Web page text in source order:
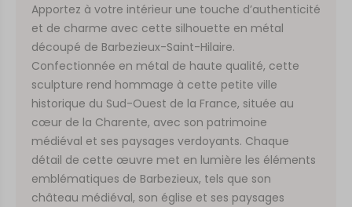
Apportez à votre intérieur une touche d’authenticité
et de charme avec cette silhouette en métal
découpé de Barbezieux-Saint-Hilaire.
Confectionnée en métal de haute qualité, cette
sculpture rend hommage à cette petite ville
historique du Sud-Ouest de la France, située au
cœur de la Charente, avec son patrimoine
médiéval et ses paysages verdoyants. Chaque
détail de cette œuvre met en lumière les éléments
emblématiques de Barbezieux, tels que son
château médiéval, son église et ses paysages